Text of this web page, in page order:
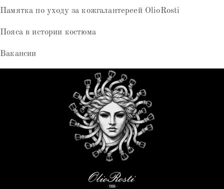
Памятка по уходу за кожгалантереей OlioRosti
Пояса в истории костюма
Вакансии